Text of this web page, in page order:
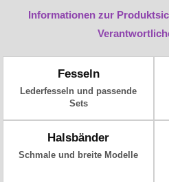
Informationen zur
Fesseln
Lederfesseln und passende
Sets
Halsbänder
Schmale und breite Modelle